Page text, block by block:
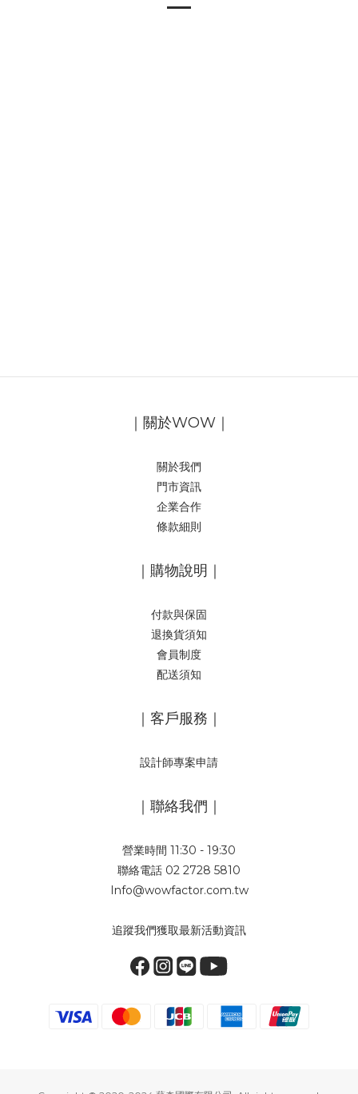
｜關於WOW｜
關於我們
門市資訊
企業合作
條款細則
｜購物說明｜
付款與保固
退換貨須知
會員制度
配送須知
｜客戶服務｜
設計師專案申請
｜聯絡我們｜
營業時間 11:30 - 19:30
聯絡電話 02 2728 5810
Info@wowfactor.com.tw
追蹤我們獲取最新活動資訊